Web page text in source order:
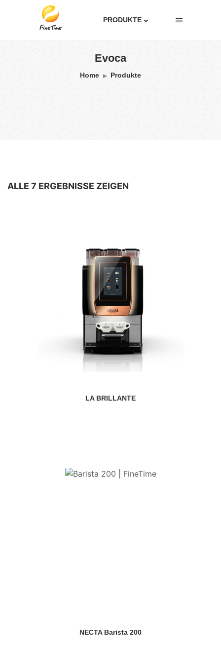
PRODUKTE
Evoca
Home Produkte
ALLE 7 ERGEBNISSE ZEIGEN
LA BRILLANTE
NECTA Barista 200